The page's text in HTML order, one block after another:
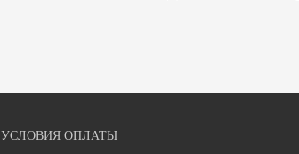
УСЛОВИЯ ОПЛАТЫ